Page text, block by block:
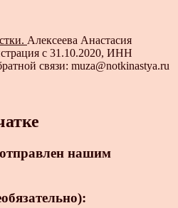
Алексеева Анастасия
с 31.10.2020, ИНН
связи: muza@notkinastya.ru
нашим